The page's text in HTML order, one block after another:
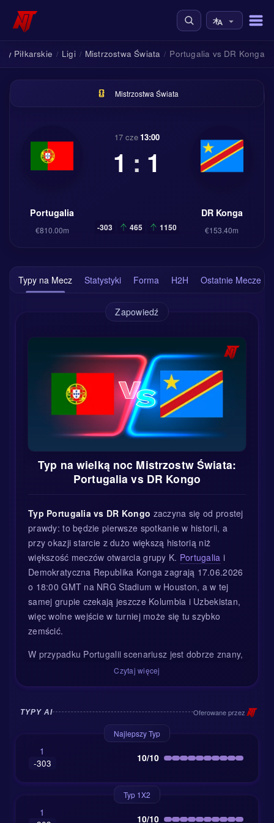
Piłkarskie / Ligi / Mistrzostwa Świata / Portugalia vs DR Konga
Mistrzostwa Świata
Portugalia
€810.00m
17 cze13:00
1 : 1
-303 465 1150
DR Konga
€153.40m
Typy na Mecz Statystyki Forma H2H Ostatnie Mecze
Zapowiedź
Typ na wielką noc Mistrzostw Świata:
Portugalia vs DR Kongo
Typ Portugalia vs DR Kongo zaczyna się od prostej
prawdy: to będzie pierwsze spotkanie w historii, a
przy okazji starcie z dużo większą historią niż
większość meczów otwarcia grupy K. Portugalia i
Demokratyczna Republika Konga zagrają 17.06.2026
o 18:00 GMT na NRG Stadium w Houston, a w tej
samej grupie czekają jeszcze Kolumbia i Uzbekistan,
więc wolne wejście w turniej może się tu szybko
zemścić.
W przypadku Portugalii scenariusz jest dobrze znany,
ale nadal ekscytujący. Przyjeżdżają z gwiazdami,
do dyspozycji zespół wyceniany na około 810,00 mln
euro i to nie jest liczba tylko do ozdoby. Bruno
Fernandes przychodzi po ogromnym sezonie pod
względem kreacji, a trzon PSG w postaci Nuno
ma za sobą pewność siebie po ostatnim triumfie w
Czytaj więcej
TYPY AI Oferowane przez
Najlepszy Typ
1
-303
10/10
Typ 1X2
1
10/10